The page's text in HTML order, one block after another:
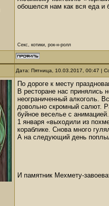
обошелся нам как вся еда и
Секс, котики, рок-н-ролл
Дата: Пятница, 10.03.2017, 00:47 |
По дороге к месту
В ресторане нас принялись
неограниченный алкоголь.
довольно скромный салют.
буйное веселье с
1 января «выходили из
кораблике. Снова много
А на следующий день
И памятник Мехмету-